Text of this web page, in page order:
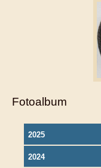
Fotoalbum
2025
2024